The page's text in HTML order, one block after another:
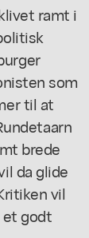
ramt i
som
til at
brede
da glide
vil
et godt